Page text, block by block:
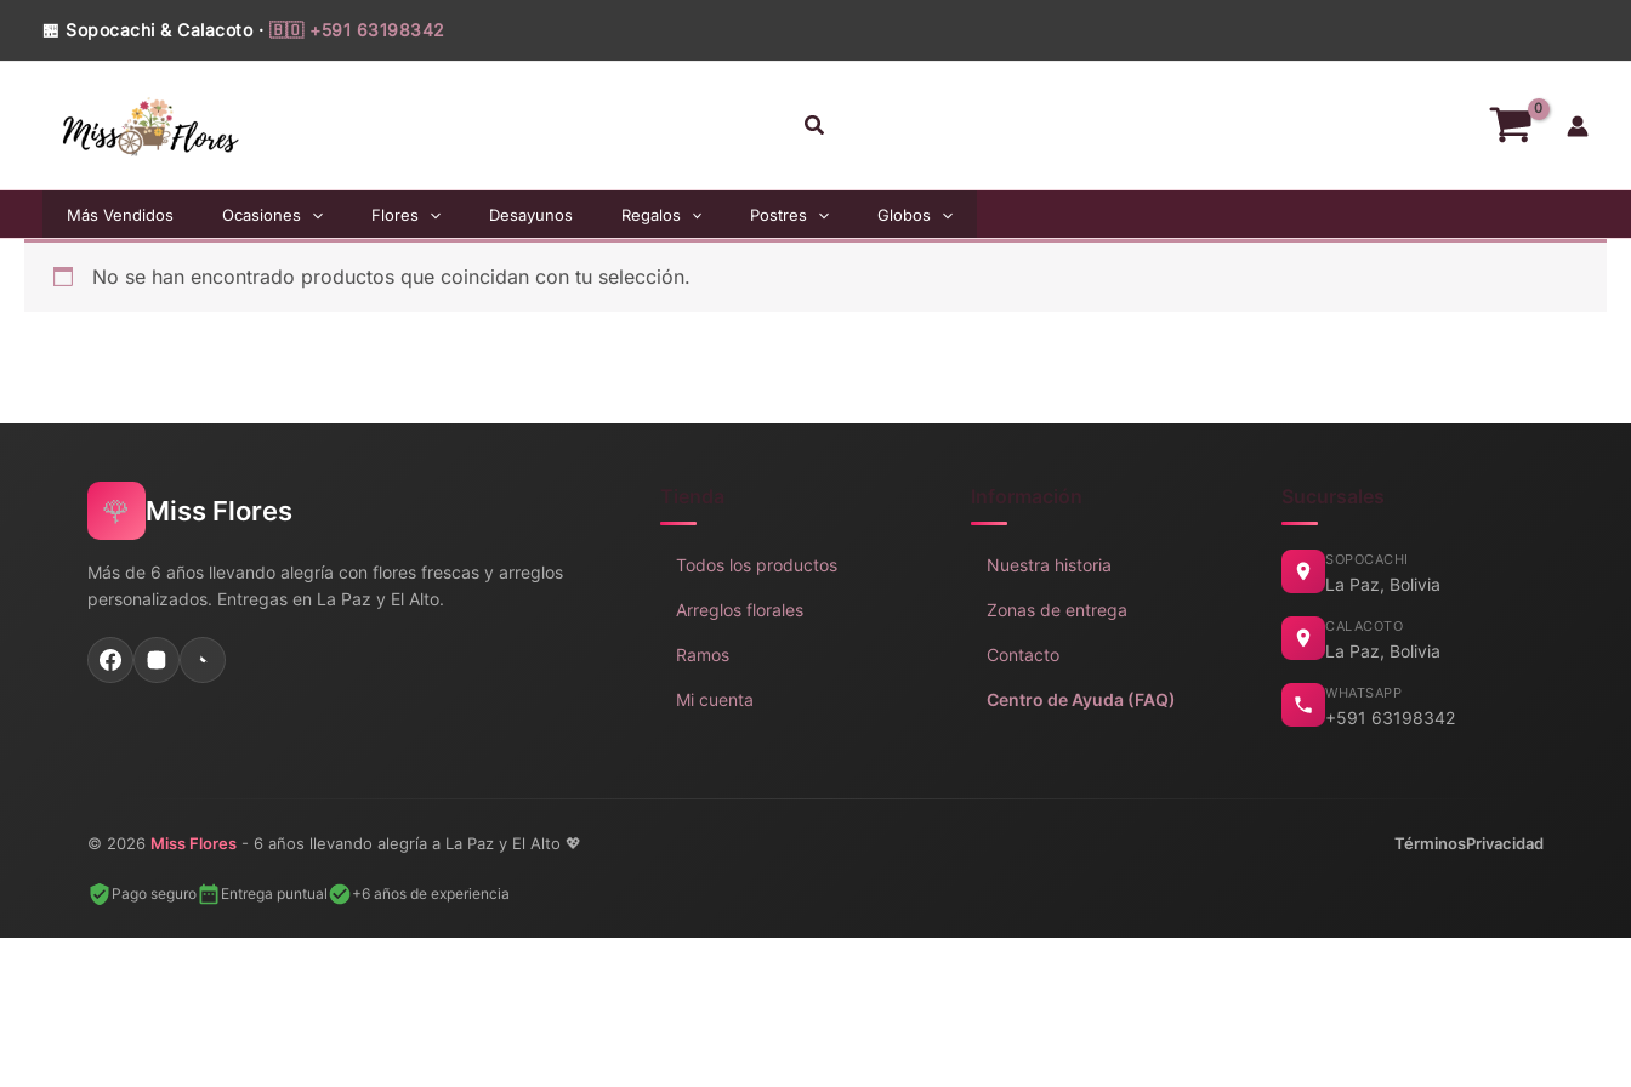
🏪 Sopocachi & Calacoto · 🇧🇴 +591 63198342
Buscar
Más Vendidos Ocasiones Flores Desayunos Regalos Postres Globos
No se han encontrado productos que coincidan con tu selección.
🌹 Miss Flores
Más de 6 años llevando alegría con flores frescas y arreglos
personalizados. Entregas en La Paz y El Alto.
Tienda
Todos los productos
Arreglos florales
Ramos
Mi cuenta
Información
Nuestra historia
Zonas de entrega
Contacto
Centro de Ayuda (FAQ)
Sucursales
SOPOCACHI
La Paz, Bolivia
CALACOTO
La Paz, Bolivia
WHATSAPP
+591 63198342
© 2026 Miss Flores - 6 años llevando alegría a La Paz y El Alto 💖 TérminosPrivacidad
Pago seguro Entrega puntual +6 años de experiencia